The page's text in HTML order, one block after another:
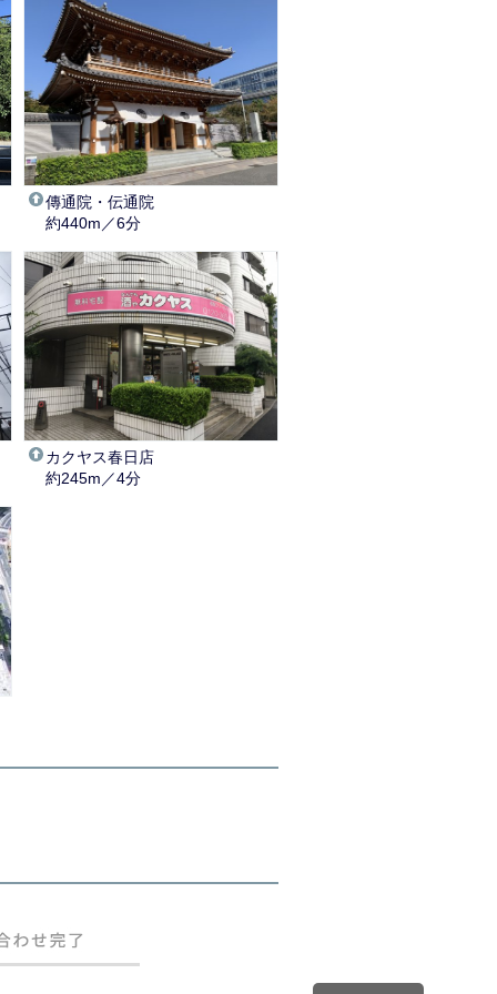
傳通院・伝通院
約440m／6分
カクヤス春日店
約245m／4分